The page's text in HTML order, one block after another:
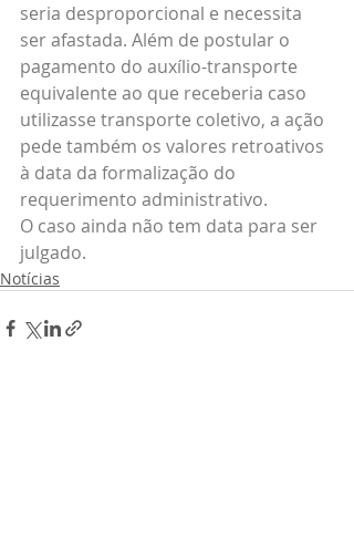
seria desproporcional e necessita
ser afastada. Além de postular o
pagamento do auxílio-transporte
equivalente ao que receberia caso
utilizasse transporte coletivo, a ação
pede também os valores retroativos
à data da formalização do
requerimento administrativo.
O caso ainda não tem data para ser
julgado.
Notícias